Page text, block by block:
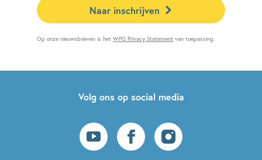
Naar inschrijven
Op onze nieuwsbrieven is hetWPG Privacy Statement van toepassing.
Volg ons op social media